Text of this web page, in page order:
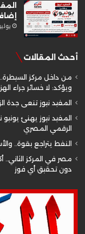
يوليو 22,
أحدث المقالات
من داخل مركز
ويؤكد: لا خسائر جراء
المفيد نيوز تنعى
المفيد نيوز يهنئ يونيو
الرقمي المصري
النفط يتراجع بقوة..
مصر في المركز الثاني..
دون تحقيق أي فوز